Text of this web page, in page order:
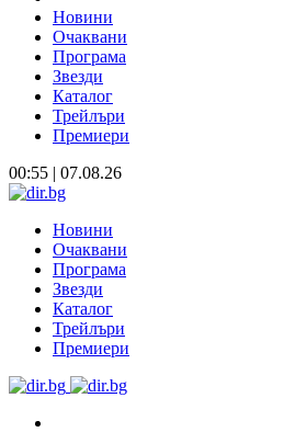
Новини
Очаквани
Програма
Звезди
Каталог
Трейлъри
Премиери
00:55 | 07.08.26
Новини
Очаквани
Програма
Звезди
Каталог
Трейлъри
Премиери